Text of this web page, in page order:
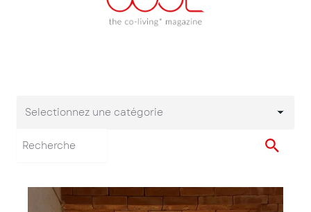
Selectionnez une
Selectionnez une catégorie